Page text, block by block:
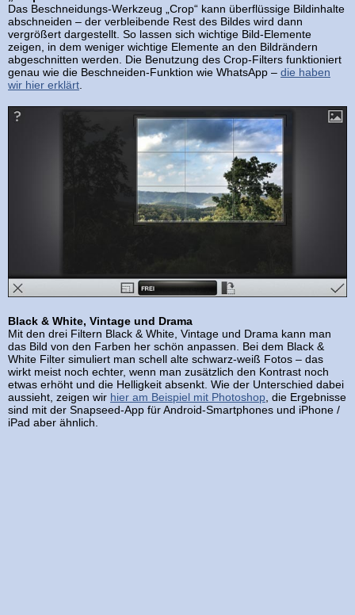
Das Beschneidungs-Werkzeug „Crop“ kann überflüssige Bildinhalte
abschneiden – der verbleibende Rest des Bildes wird dann
vergrößert dargestellt. So lassen sich wichtige Bild-Elemente
zeigen, in dem weniger wichtige Elemente an den Bildrändern
abgeschnitten werden. Die Benutzung des Crop-Filters funktioniert
genau wie die Beschneiden-Funktion wie WhatsApp – die haben
wir hier erklärt.
Black & White, Vintage und Drama
Mit den drei Filtern Black & White, Vintage und Drama kann man
das Bild von den Farben her schön anpassen. Bei dem Black &
White Filter simuliert man schell alte schwarz-weiß Fotos – das
wirkt meist noch echter, wenn man zusätzlich den Kontrast noch
etwas erhöht und die Helligkeit absenkt. Wie der Unterschied dabei
aussieht, zeigen wir hier am Beispiel mit Photoshop , die Ergebnisse
sind mit der Snapseed-App für Android-Smartphones und iPhone /
iPad aber ähnlich.